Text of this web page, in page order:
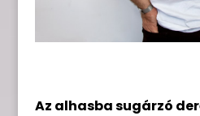
Az alhasba sugárzó